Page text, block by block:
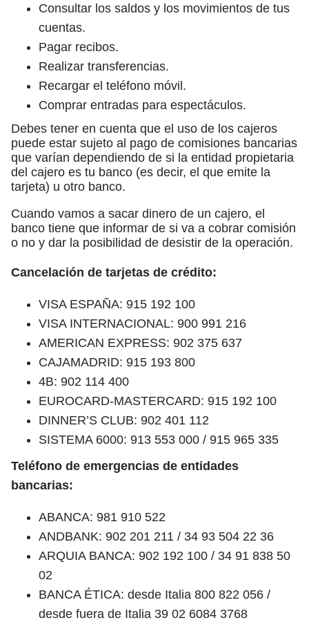
Consultar los saldos y los movimientos de tus
cuentas.
Pagar recibos.
Realizar transferencias.
Recargar el teléfono móvil.
Comprar entradas para espectáculos.
Debes tener en cuenta que el uso de los cajeros
puede estar sujeto al pago de comisiones bancarias
que varían dependiendo de si la entidad propietaria
del cajero es tu banco (es decir, el que emite la
tarjeta) u otro banco.
Cuando vamos a sacar dinero de un cajero, el
banco tiene que informar de si va a cobrar comisión
o no y dar la posibilidad de desistir de la operación.
Cancelación de tarjetas de crédito:
VISA ESPAÑA: 915 192 100
VISA INTERNACIONAL: 900 991 216
AMERICAN EXPRESS: 902 375 637
CAJAMADRID: 915 193 800
4B: 902 114 400
EUROCARD-MASTERCARD: 915 192 100
DINNER’S CLUB: 902 401 112
SISTEMA 6000: 913 553 000 / 915 965 335
Teléfono de emergencias de entidades
bancarias:
ABANCA: 981 910 522
ANDBANK: 902 201 211 / 34 93 504 22 36
ARQUIA BANCA: 902 192 100 / 34 91 838 50
02
BANCA ÉTICA: desde Italia 800 822 056 /
desde fuera de Italia 39 02 6084 3768